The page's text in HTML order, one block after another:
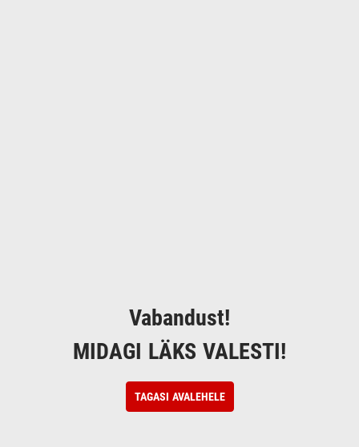
Vabandust!
MIDAGI LÄKS VALESTI!
TAGASI AVALEHELE